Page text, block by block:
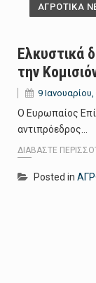
ΑΓΡΟΤΙΚΑ
Ελκυστικά
την
9
Ο Ευρωπαίος
αντιπρόεδρος…
ΔΙΑΒΆΣΤΕ
Posted in